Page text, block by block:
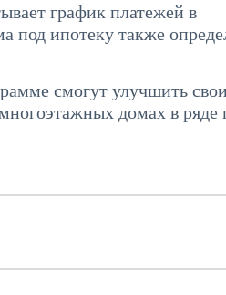
график платежей в
под ипотеку также
смогут улучшить свои
домах в ряде